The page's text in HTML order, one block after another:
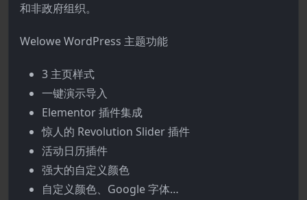
和非政府组织。
Welowe WordPress 主题功能
3 主页样式
一键演示导入
Elementor 插件集成
惊人的 Revolution Slider 插件
活动日历插件
强大的自定义颜色
自定义颜色、Google 字体…